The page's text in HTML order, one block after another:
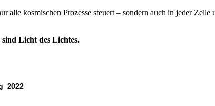
alle kosmischen Prozesse steuert – sondern auch in jeder
Licht des Lichtes.
2022